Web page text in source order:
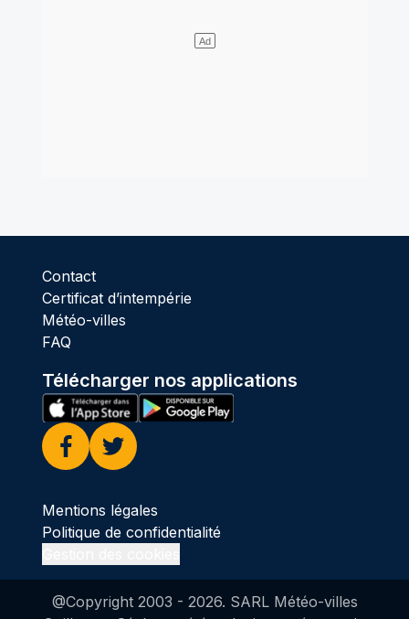
Contact
Certificat d’intempérie
Météo-villes
FAQ
Télécharger nos applications
Facebook
Twitter
Mentions légales
Politique de confidentialité
@Copyright 2003 - 2026. SARL Météo-villes